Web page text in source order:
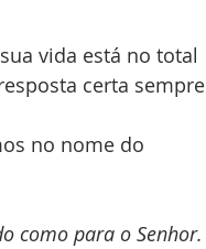
vida está no total
certa sempre
no nome do
como para o Senhor.